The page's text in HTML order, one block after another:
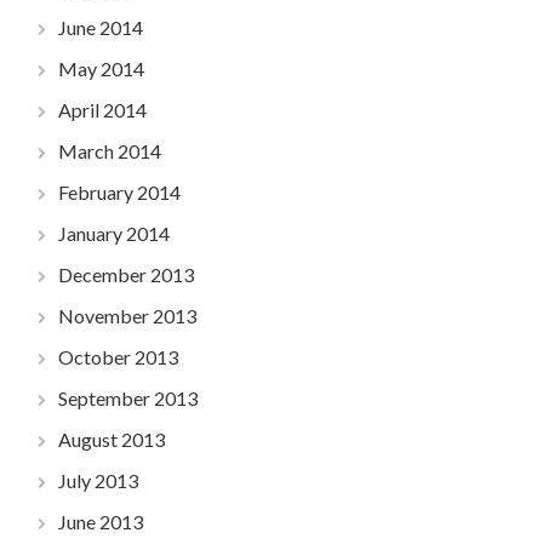
June 2014
May 2014
April 2014
March 2014
February 2014
January 2014
December 2013
November 2013
October 2013
September 2013
August 2013
July 2013
June 2013